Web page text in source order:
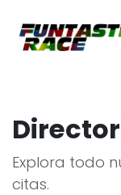
Explora todo
citas.